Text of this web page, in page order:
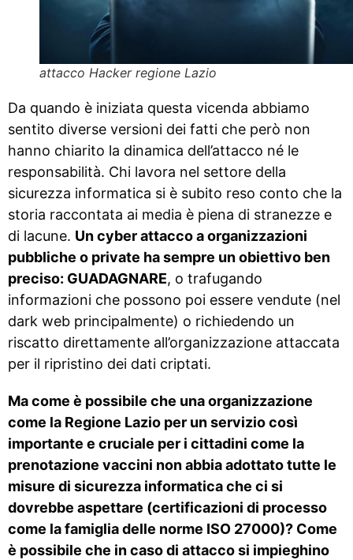
attacco Hacker regione Lazio
Da quando è iniziata questa vicenda abbiamo
sentito diverse versioni dei fatti che però non
hanno chiarito la dinamica dell’attacco né le
responsabilità. Chi lavora nel settore della
sicurezza informatica si è subito reso conto che la
storia raccontata ai media è piena di stranezze e
di lacune. Un cyber attacco a organizzazioni
pubbliche o private ha sempre un obiettivo ben
preciso: GUADAGNARE, o trafugando
informazioni che possono poi essere vendute (nel
dark web principalmente) o richiedendo un
riscatto direttamente all’organizzazione attaccata
per il ripristino dei dati criptati.
Ma come è possibile che una organizzazione
come la Regione Lazio per un servizio così
importante e cruciale per i cittadini come la
prenotazione vaccini non abbia adottato tutte le
misure di sicurezza informatica che ci si
dovrebbe aspettare (certificazioni di processo
come la famiglia delle norme ISO 27000)? Come
è possibile che in caso di attacco si impieghino